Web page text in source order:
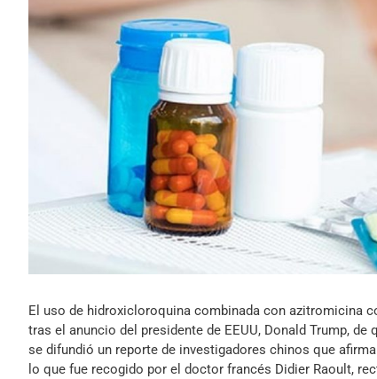
El uso de hidroxicloroquina combinada con azitromicina
tras el anuncio del presidente de EEUU, Donald Trump,
se difundió un reporte de investigadores chinos que
lo que fue recogido por el doctor francés Didier Raoult,